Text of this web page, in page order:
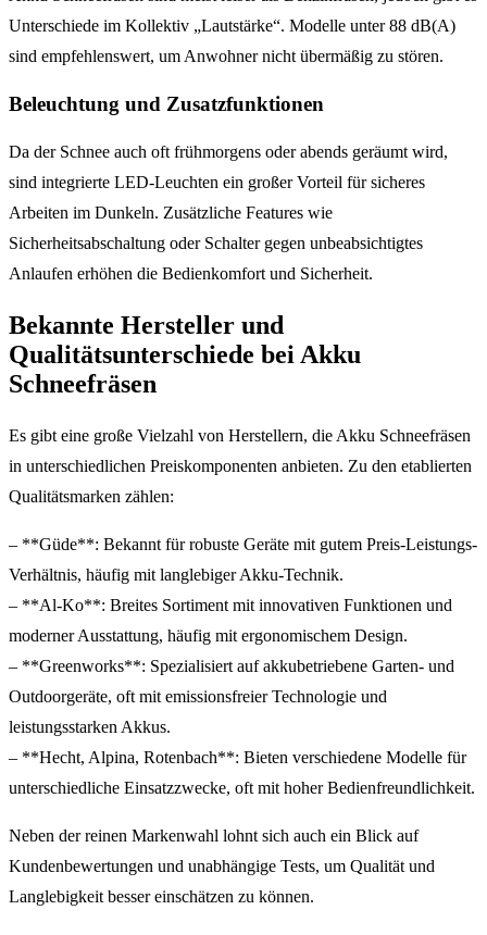
Unterschiede im Kollektiv „Lautstärke“. Modelle unter 88 dB(A)
sind empfehlenswert, um Anwohner nicht übermäßig zu stören.
Beleuchtung und Zusatzfunktionen
Da der Schnee auch oft frühmorgens oder abends geräumt wird,
sind integrierte LED-Leuchten ein großer Vorteil für sicheres
Arbeiten im Dunkeln. Zusätzliche Features wie
Sicherheitsabschaltung oder Schalter gegen unbeabsichtigtes
Anlaufen erhöhen die Bedienkomfort und Sicherheit.
Bekannte Hersteller und
Qualitätsunterschiede bei Akku
Schneefräsen
Es gibt eine große Vielzahl von Herstellern, die Akku Schneefräsen
in unterschiedlichen Preiskomponenten anbieten. Zu den etablierten
Qualitätsmarken zählen:
– **Güde**: Bekannt für robuste Geräte mit gutem Preis-Leistungs-
Verhältnis, häufig mit langlebiger Akku-Technik.
– **Al-Ko**: Breites Sortiment mit innovativen Funktionen und
moderner Ausstattung, häufig mit ergonomischem Design.
– **Greenworks**: Spezialisiert auf akkubetriebene Garten- und
Outdoorgeräte, oft mit emissionsfreier Technologie und
leistungsstarken Akkus.
– **Hecht, Alpina, Rotenbach**: Bieten verschiedene Modelle für
unterschiedliche Einsatzzwecke, oft mit hoher Bedienfreundlichkeit.
Neben der reinen Markenwahl lohnt sich auch ein Blick auf
Kundenbewertungen und unabhängige Tests, um Qualität und
Langlebigkeit besser einschätzen zu können.